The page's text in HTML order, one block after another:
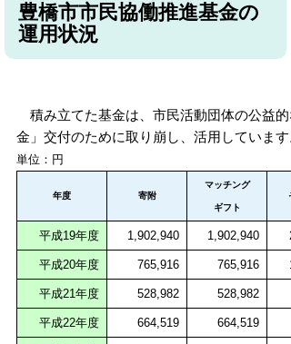
豊橋市市民協働推進基金の
運用状況
積み立てた基金は、 市民活動団体の公益
金」交付のために取り崩し、活用しています
単位：円
年度 寄附
マッチング
ギフト
平成19年度 1,902,940 1,902,940
平成20年度 765,916 765,916
平成21年度 528,982 528,982
平成22年度 664,519 664,519